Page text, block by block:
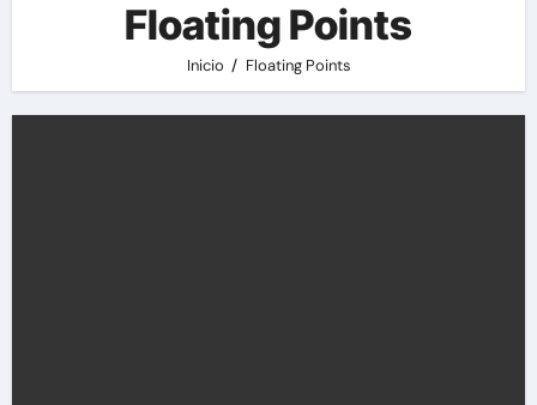
Floating Points
Inicio Floating Points